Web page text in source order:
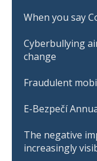
When you say
Cyberbullying
change
Fraudulent
E-Bezpečí
The negative
increasingly